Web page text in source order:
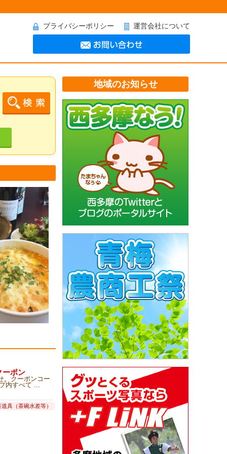
プライバシーポリシー 運営会社について
ポン
。クーポンコー
内すべて ...
具（茶碗水差等）
地域のお知らせ